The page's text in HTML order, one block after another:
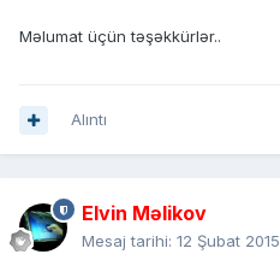
Məlumat üçün təşəkkürlər..
Alıntı
Elvin Məlikov
Mesaj tarihi: 12 Şubat 2015